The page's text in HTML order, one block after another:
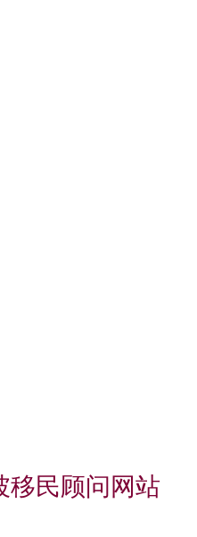
移民顾问网站